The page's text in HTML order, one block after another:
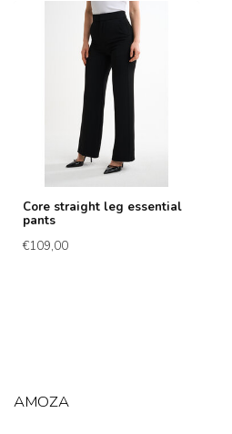
Core straight leg essential
pants
€109,00
AMOZA